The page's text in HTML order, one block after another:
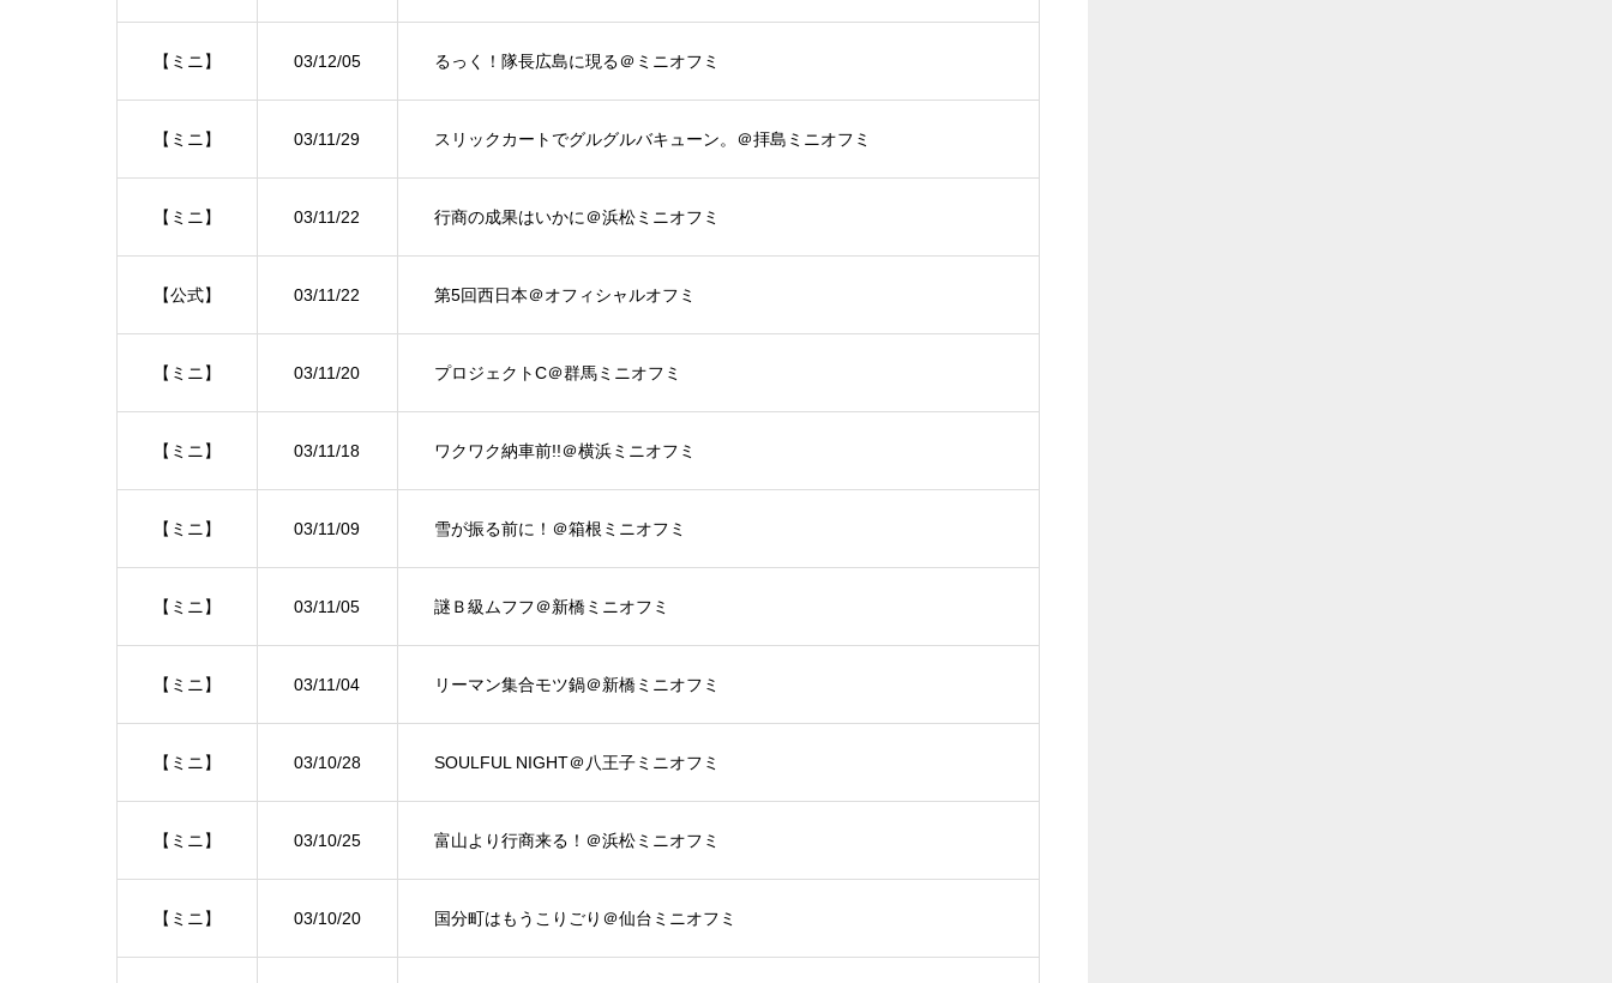
【ミニ】 03/12/05 るっく！隊長広島に現る＠ミニオフミ
【ミニ】 03/11/29 スリックカートでグルグルバキューン。＠拝島ミニオフミ
【ミニ】 03/11/22 行商の成果はいかに＠浜松ミニオフミ
【公式】 03/11/22 第5回西日本＠オフィシャルオフミ
【ミニ】 03/11/20 プロジェクトC＠群馬ミニオフミ
【ミニ】 03/11/18 ワクワク納車前!!＠横浜ミニオフミ
【ミニ】 03/11/09 雪が振る前に！＠箱根ミニオフミ
【ミニ】 03/11/05 謎Ｂ級ムフフ＠新橋ミニオフミ
【ミニ】 03/11/04 リーマン集合モツ鍋＠新橋ミニオフミ
【ミニ】 03/10/28 SOULFUL NIGHT＠八王子ミニオフミ
【ミニ】 03/10/25 富山より行商来る！＠浜松ミニオフミ
【ミニ】 03/10/20 国分町はもうこりごり＠仙台ミニオフミ